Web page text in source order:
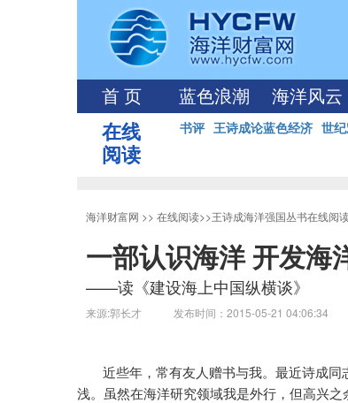
首 页 蓝色浪潮 海洋风云
在线
阅读
书评 王诗成论蓝色经济 世
海洋财富网 >> 在线阅读>>王诗成海洋强国丛书在线阅
一部认识海洋 开发海
——读《建设海上中国纵横谈》
来源:郭长才 发布时间：2015-05-21 04:06:34
近些年，常有友人赠书与我。最近诗成
浅。虽然在海洋研究领域我是外行，但高兴之